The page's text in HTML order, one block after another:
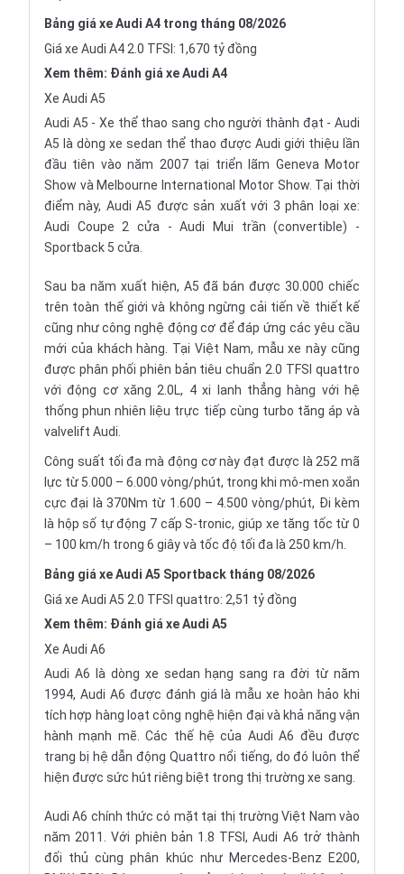
Bảng giá xe Audi A4 trong tháng 08/2026
Giá xe Audi A4 2.0 TFSI: 1,670 tỷ đồng
Xem thêm: Đánh giá xe Audi A4
Xe Audi A5
Audi A5 - Xe thể thao sang cho người thành đạt - Audi
A5 là dòng xe sedan thể thao được Audi giới thiệu lần
đầu tiên vào năm 2007 tại triển lãm Geneva Motor
Show và Melbourne International Motor Show. Tại thời
điểm này, Audi A5 được sản xuất với 3 phân loại xe:
Audi Coupe 2 cửa -Audi Mui trần (convertible) -
Sportback 5 cửa.
Sau ba năm xuất hiện, A5 đã bán được 30.000 chiếc
trên toàn thế giới và không ngừng cải tiến về thiết kế
cũng như công nghệ động cơ để đáp ứng các yêu cầu
mới của khách hàng. Tại Việt Nam, mẫu xe này cũng
được phân phối phiên bản tiêu chuẩn 2.0 TFSI quattro
với động cơ xăng 2.0L, 4 xi lanh thẳng hàng với hệ
thống phun nhiên liệu trực tiếp cùng turbo tăng áp và
valvelift Audi.
Công suất tối đa mà động cơ này đạt được là 252 mã
lực từ 5.000 – 6.000 vòng/phút, trong khi mô-men xoắn
cực đại là 370Nm từ 1.600 – 4.500 vòng/phút, Đi kèm
là hộp số tự động 7 cấp S-tronic, giúp xe tăng tốc từ 0
– 100 km/h trong 6 giây và tốc độ tối đa là 250 km/h.
Bảng giá xe Audi A5 Sportback tháng 08/2026
Giá xe Audi A5 2.0 TFSI quattro: 2,51 tỷ đồng
Xem thêm: Đánh giá xe Audi A5
Xe Audi A6
Audi A6 là dòng xe sedan hạng sang ra đời từ năm
1994, Audi A6 được đánh giá là mẫu xe hoàn hảo khi
tích hợp hàng loạt công nghệ hiện đại và khả năng vận
hành mạnh mẽ. Các thế hệ của Audi A6 đều được
trang bị hệ dẫn động Quattro nổi tiếng, do đó luôn thể
hiện được sức hút riêng biệt trong thị trường xe sang.
Audi A6 chính thức có mặt tại thị trường Việt Nam vào
năm 2011. Với phiên bản 1.8 TFSI, Audi A6 trở thành
đối thủ cùng phân khúc như Mercedes-Benz E200,